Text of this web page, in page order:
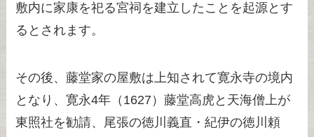
敷内に家康を祀る宮祠を建立したことを起源とす
るとされます。
その後、藤堂家の屋敷は上知されて寛永寺の境内
となり、寛永4年（1627）藤堂高虎と天海僧上が
東照社を勧請、尾張の徳川義直・紀伊の徳川頼